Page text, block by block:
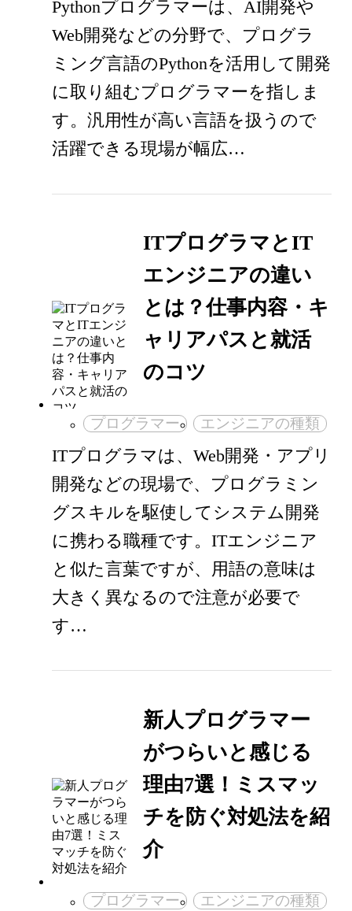
Pythonプログラマーは、AI開発や
Web開発などの分野で、プログラ
ミング言語のPythonを活用して開発
に取り組むプログラマーを指しま
す。汎用性が高い言語を扱うので
活躍できる現場が幅広…
ITプログラマとIT
エンジニアの違い
とは？仕事内容・キ
ャリアパスと就活
のコツ
プログラマー エンジニアの種類
ITプログラマは、Web開発・アプリ
開発などの現場で、プログラミン
グスキルを駆使してシステム開発
に携わる職種です。ITエンジニア
と似た言葉ですが、用語の意味は
大きく異なるので注意が必要で
す…
新人プログラマー
がつらいと感じる
理由7選！ミスマッ
チを防ぐ対処法を紹
介
プログラマー エンジニアの種類